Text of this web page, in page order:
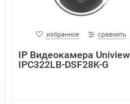
избранное сравнить
IP Видеокамера Uniview
IPC322LB-DSF28K-G